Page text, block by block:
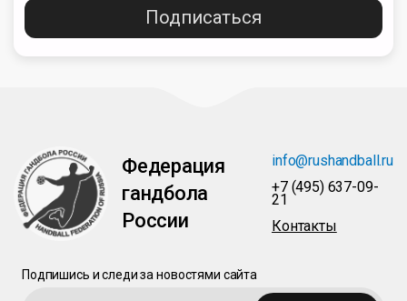
Подписаться
Федерация
гандбола
России
info@rushandball.ru
+7 (495) 637-09-
21
Контакты
Подпишись и следи за новостями сайта